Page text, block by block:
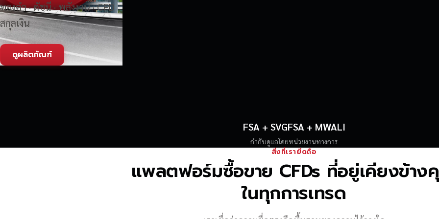
ทองคำ · ดัชนี · พลังงาน · CFD
สกุลเงิน
ดูผลิตภัณฑ์
FSA + SVGFSA + MWALI
กำกับดูแลโดยหน่วยงานทางการ
สิ่งที่เรายึดถือ
แพลตฟอร์มซื้อขาย CFDs ที่อยู่เคียงข้า
ในทุกการเทรด